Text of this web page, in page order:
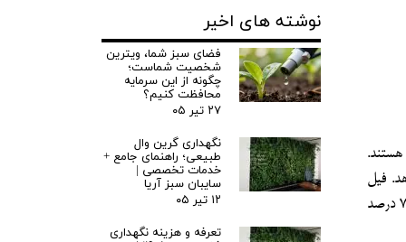
فیلم ها
اخبار
هستند.
فیل
گوش یا کالادیوم نیز برگ‌های بزرگی دارد که عمدتاً به رنگ سفید یا قرمز هستند. این گیاه به نور متوسطی نیاز دارد و رطوبت هوای 70 درصد
نوشته های اخیر
فضای سبز شما، ویترین
شخصیت شماست؛
چگونه از این سرمایه
محافظت کنیم؟
۲۷ تیر ۰۵
نگهداری گرین وال
طبیعی؛ راهنمای جامع +
خدمات تخصصی |
سایبان سبز آریا
۱۲ تیر ۰۵
تعرفه و هزینه نگهداری